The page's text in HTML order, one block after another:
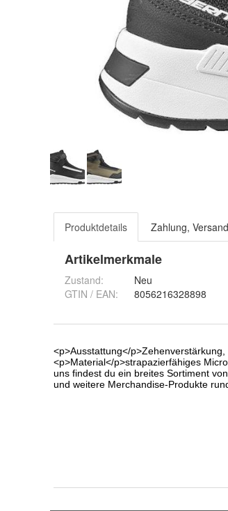
Produktdetails Zahlung,
Artikelmerkmale
Zustand:
Neu
GTIN / EAN:
8056216328898